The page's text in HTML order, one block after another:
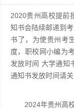
2020贵州高校提前
知书会陆续邮递到
书了，为使贵州考
度，职校网小编为
发放时间 大学通知
通知书发放时间请关
2024年贵州高校